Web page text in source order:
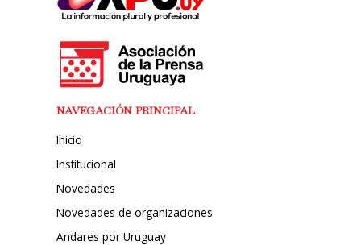
NAVEGACIÓN PRINCIPAL
Inicio
Institucional
Novedades
Novedades de organizaciones
Andares por Uruguay